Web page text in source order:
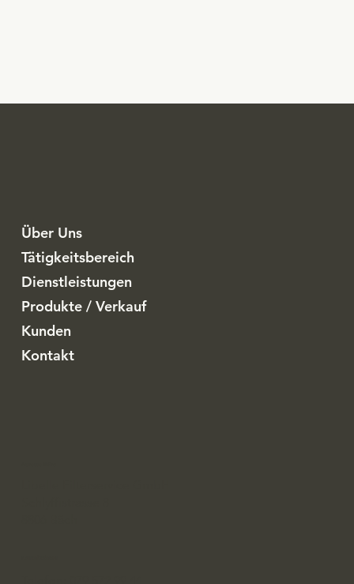
Über Uns
Tätigkeitsbereich
Dienstleistungen
Produkte / Verkauf
Kunden
Kontakt